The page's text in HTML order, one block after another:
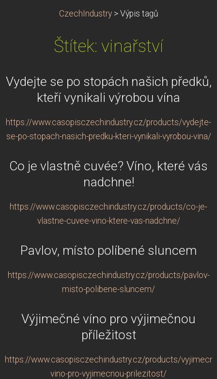
CzechIndustry > Výpis tagů
Štítek: vinařství
Vydejte se po stopách našich předků,
kteří vynikali výrobou vína
https://www.casopisczechindustry.cz/products/vydejte-
se-po-stopach-nasich-predku-kteri-vynikali-vyrobou-vina/
Co je vlastně cuvée? Víno, které vás
nadchne!
https://www.casopisczechindustry.cz/products/co-je-
vlastne-cuvee-vino-ktere-vas-nadchne/
Pavlov, místo políbené sluncem
https://www.casopisczechindustry.cz/products/pavlov-
misto-polibene-sluncem/
Výjimečné víno pro výjimečnou
příležitost
https://www.casopisczechindustry.cz/products/
vino-pro-vyjimecnou-prilezitost/